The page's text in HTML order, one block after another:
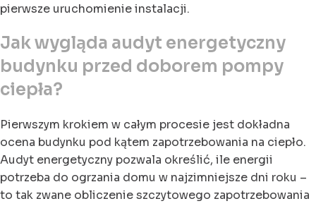
pierwsze uruchomienie instalacji.
Jak wygląda audyt energetyczny
budynku przed doborem pompy
ciepła?
Pierwszym krokiem w całym procesie jest dokładna
ocena budynku pod kątem zapotrzebowania na ciepło.
Audyt energetyczny pozwala określić, ile energii
potrzeba do ogrzania domu w najzimniejsze dni roku –
to tak zwane obliczenie szczytowego zapotrzebowania